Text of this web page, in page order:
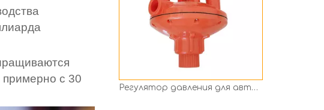
с 30
Оборудование для животноводства, устройство для отъема теленка, шип для носа, средство против сосания, средство для предотвращения отъема, кольцо для носа коровы